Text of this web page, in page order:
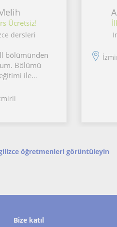
Ücretsiz!
dersleri
bölümünden
Bölümü
ile
1,5 sene
öğretmenleri görüntüleyin
Bize katıl